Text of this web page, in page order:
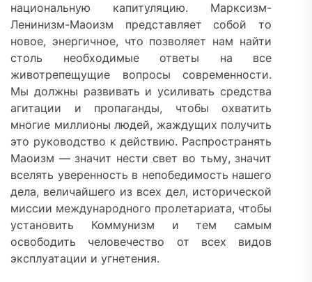
национальную капитуляцию. Марксизм-
Ленинизм-Маоизм представляет собой то
новое, энергичное, что позволяет нам найти
столь необходимые ответы на все
животрепещущие вопросы современности.
Мы должны развивать и усиливать средства
агитации и пропаганды, чтобы охватить
многие миллионы людей, жаждущих получить
это руководство к действию. Распространять
Маоизм — значит нести свет во тьму, значит
вселять уверенность в непобедимость нашего
дела, величайшего из всех дел, исторической
миссии международного пролетариата, чтобы
установить Коммунизм и тем самым
освободить человечество от всех видов
эксплуатации и угнетения.